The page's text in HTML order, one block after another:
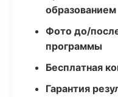
образованием
Фото до/
программы
Бесплатная
Гарантия